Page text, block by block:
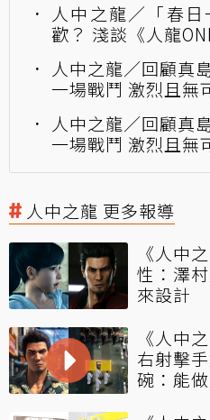
人中之龍／「春
歡？ 淺談《人龍
人中之龍／回顧真
一場戰鬥 激烈且無
人中之龍／回顧真
一場戰鬥 激烈且無
人中之龍 更多報導
《人中
性：澤
來設計
《人中
右射擊
碗：能